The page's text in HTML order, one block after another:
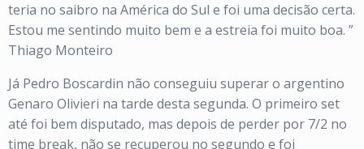
teria no saibro na América do Sul e foi uma decisão certa.
Estou me sentindo muito bem e a estreia foi muito boa. ”
Thiago Monteiro
Já Pedro Boscardin não conseguiu superar o argentino
Genaro Olivieri na tarde desta segunda. O primeiro set
até foi bem disputado, mas depois de perder por 7/2 no
time break, não se recuperou no segundo e foi